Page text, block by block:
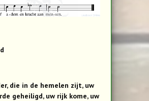
die in de hemelen zijt, uw
geheiligd, uw rijk kome, uw